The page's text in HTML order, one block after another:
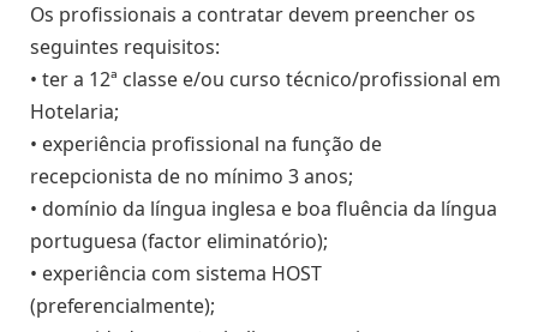
Os profissionais a contratar devem preencher os
seguintes requisitos:
• ter a 12ª classe e/ou curso técnico/profissional em
Hotelaria;
• experiência profissional na função de
recepcionista de no mínimo 3 anos;
• domínio da língua inglesa e boa fluência da língua
portuguesa (factor eliminatório);
• experiência com sistema HOST
(preferencialmente);